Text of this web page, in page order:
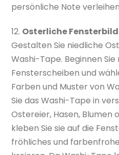
persönliche Note
12. Osterliche
Gestalten Sie niedliche
Washi-Tape. Beginnen
Fensterscheiben und
Farben und Muster von
Sie das Washi-Tape in
Ostereier, Hasen,
kleben Sie sie auf die
fröhliches und